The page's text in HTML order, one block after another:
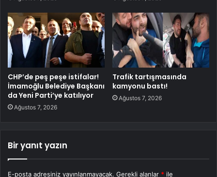
CHP’de peş peşe istifalar!
İmamoğlu Belediye Başkanı
da Yeni Parti’ye katılıyor
Ağustos 7, 2026
Trafik tartışmasında
kamyonu bastı!
Ağustos 7, 2026
Bir yanıt yazın
E-posta adresiniz yayınlanmayacak. Gerekli alanlar * ile